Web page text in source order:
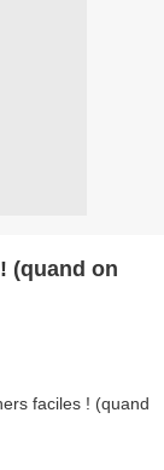
(quand on